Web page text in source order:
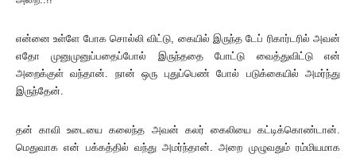
என்னை உள்ளே போக சொல்லி விட்டு, கையில் இருந்த டேப் ரிகார்டரில் அவன்
எதோ முனுமுனுப்பதைப்போல் இருந்ததை போட்டு வைத்துவிட்டு என்
அறைக்குள் வந்தான். நான் ஒரு புதுப்பெண் போல் படுக்கையில் அமர்ந்து
இருந்தேன்.
தன் காவி உடையை கலைந்த அவன் கலர் கைலியை கட்டிக்கொண்டான்.
மெதுவாக என் பக்கத்தில் வந்து அமர்ந்தான். அறை முழுவதும் ரம்மியமாக